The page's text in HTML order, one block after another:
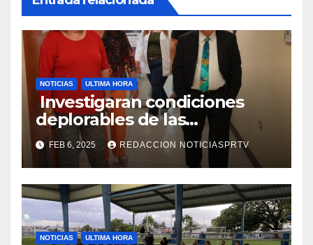
NOTICIAS ULTIMA HORA
Investigaran condiciones
deplorables de las
facilidades el Departamento
de la Salud en Mayagüez
FEB 6, 2025 REDACCION NOTICIASPRTV
NOTICIAS ULTIMA HORA